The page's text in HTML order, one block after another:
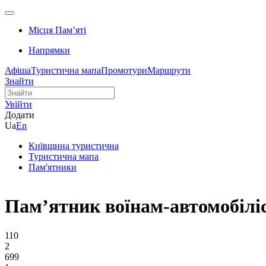
Місця Памʼяті
Напрямки
АфішаТуристична мапаПромотуриМаршрути
Знайти
Увійти
Додати
UaEn
Київщина туристична
Туристична мапа
Пам'ятники
Пам’ятник воїнам-
110
2
699